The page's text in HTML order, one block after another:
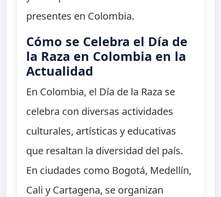
presentes en Colombia.
Cómo se Celebra el Día de
la Raza en Colombia en la
Actualidad
En Colombia, el Día de la Raza se
celebra con diversas actividades
culturales, artísticas y educativas
que resaltan la diversidad del país.
En ciudades como Bogotá, Medellín,
Cali y Cartagena, se organizan